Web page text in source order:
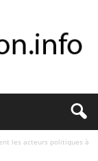
les acteurs politiques à